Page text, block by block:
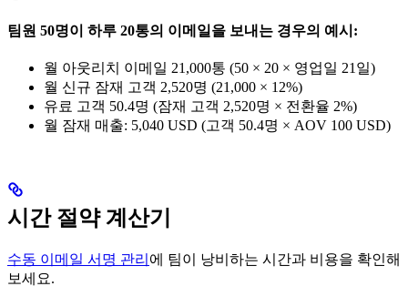
팀원 50명이 하루 20통의 이메일을 보내는 경우의 예시:
월 아웃리치 이메일 21,000통 (50 × 20 × 영업일 21일)
월 신규 잠재 고객 2,520명 (21,000 × 12%)
유료 고객 50.4명 (잠재 고객 2,520명 × 전환율 2%)
월 잠재 매출: 5,040 USD (고객 50.4명 × AOV 100 USD)
시간 절약 계산기
수동 이메일 서명 관리 에 팀이 낭비하는 시간과 비용을 확인해
보세요.